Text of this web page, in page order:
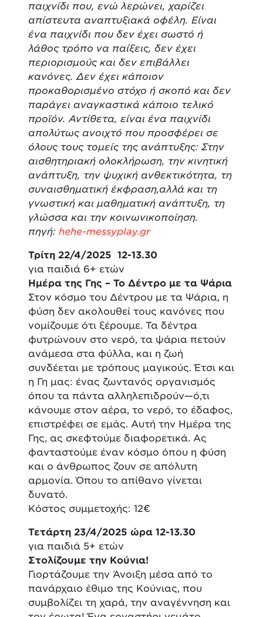
παιχνίδι που, ενώ λερώνει, χαρίζει
απίστευτα αναπτυξιακά οφέλη. Είναι
ένα παιχνίδι που δεν έχει σωστό ή
λάθος τρόπο να παίξεις, δεν έχει
περιορισμούς και δεν επιβάλλει
κανόνες. Δεν έχει κάποιον
προκαθορισμένο στόχο ή σκοπό και δεν
παράγει αναγκαστικά κάποιο τελικό
προϊόν. Αντίθετα, είναι ένα παιχνίδι
απολύτως ανοιχτό που προσφέρει σε
όλους τους τομείς της ανάπτυξης: Στην
αισθητηριακή ολοκλήρωση, την κινητική
ανάπτυξη, την ψυχική ανθεκτικότητα, τη
συναισθηματική έκφραση,αλλά και τη
γνωστική και μαθηματική ανάπτυξη, τη
γλώσσα και την κοινωνικοποίηση.
πηγή: hehe-messyplay.gr
Τρίτη 22/4/2025 12-13.30
για παιδιά 6+ ετών
Ημέρα της Γης – Το Δέντρο με τα Ψάρια
Στον κόσμο του Δέντρου με τα Ψάρια, η
φύση δεν ακολουθεί τους κανόνες που
νομίζουμε ότι ξέρουμε. Τα δέντρα
φυτρώνουν στο νερό, τα ψάρια πετούν
ανάμεσα στα φύλλα, και η ζωή
συνδέεται με τρόπους μαγικούς. Έτσι και
η Γη μας: ένας ζωντανός οργανισμός
όπου τα πάντα αλληλεπιδρούν—ό,τι
κάνουμε στον αέρα, το νερό, το έδαφος,
επιστρέφει σε εμάς. Αυτή την Ημέρα της
Γης, ας σκεφτούμε διαφορετικά. Ας
φανταστούμε έναν κόσμο όπου η φύση
και ο άνθρωπος ζουν σε απόλυτη
αρμονία. Όπου το απίθανο γίνεται
δυνατό.
Κόστος συμμετοχής: 12€
Τετάρτη 23/4/2025 ώρα 12-13.30
για παιδιά 5+ ετών
Στολίζουμε την Κούνια!
Γιορτάζουμε την Άνοιξη μέσα από το
πανάρχαιο έθιμο της Κούνιας, που
συμβολίζει τη χαρά, την αναγέννηση και